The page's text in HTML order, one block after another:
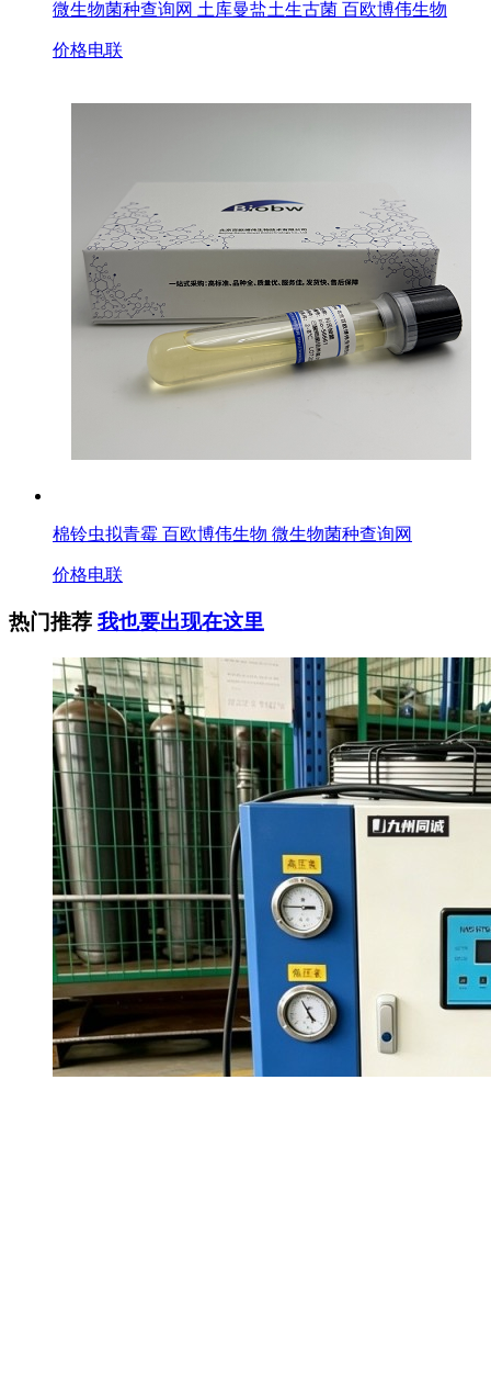
微生物菌种查询网 土库曼盐土生古菌 百欧博伟生物
价格电联
棉铃虫拟青霉 百欧博伟生物 微生物菌种查询网
价格电联
热门推荐 我也要出现在这里